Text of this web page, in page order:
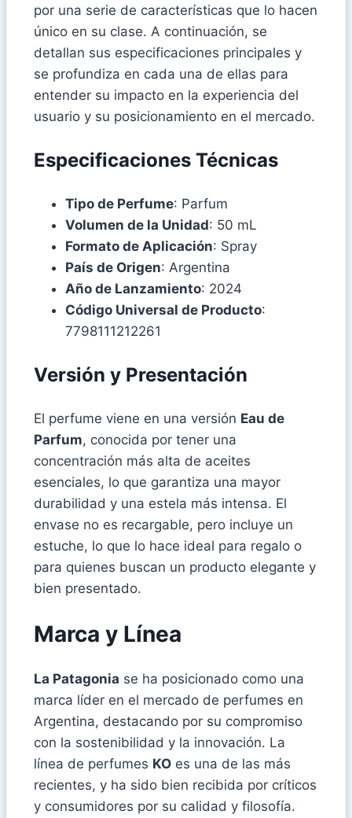
por una serie de características que lo hacen
único en su clase. A continuación, se
detallan sus especificaciones principales y
se profundiza en cada una de ellas para
entender su impacto en la experiencia del
usuario y su posicionamiento en el mercado.
Especificaciones Técnicas
Tipo de Perfume: Parfum
Volumen de la Unidad: 50 mL
Formato de Aplicación: Spray
País de Origen: Argentina
Año de Lanzamiento: 2024
Código Universal de Producto:
7798111212261
Versión y Presentación
El perfume viene en una versión Eau de
Parfum, conocida por tener una
concentración más alta de aceites
esenciales, lo que garantiza una mayor
durabilidad y una estela más intensa. El
envase no es recargable, pero incluye un
estuche, lo que lo hace ideal para regalo o
para quienes buscan un producto elegante y
bien presentado.
Marca y Línea
La Patagonia se ha posicionado como una
marca líder en el mercado de perfumes en
Argentina, destacando por su compromiso
con la sostenibilidad y la innovación. La
línea de perfumes KO es una de las más
recientes, y ha sido bien recibida por críticos
y consumidores por su calidad y filosofía.